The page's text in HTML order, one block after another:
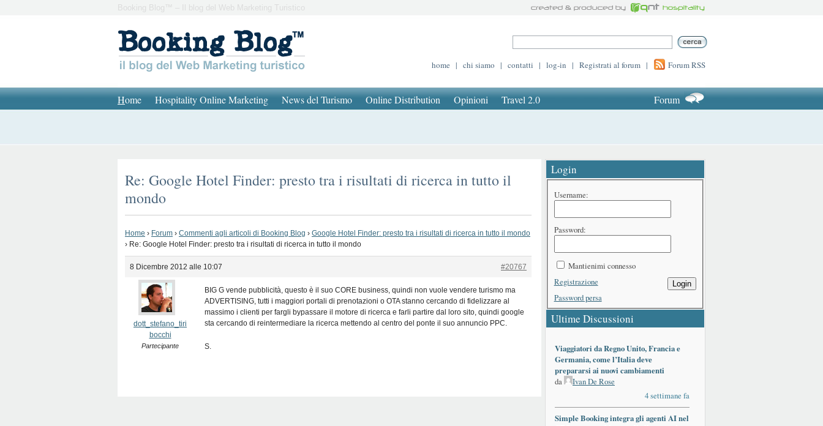
Booking Blog™ – Il blog del Web Marketing Turistico
home | chi siamo | contatti | log-in | Registrati al forum | Forum RSS
Home Hospitality Online Marketing News del Turismo Online Distribution Opinioni Travel 2.0 Forum
Re: Google Hotel Finder: presto tra i risultati di ricerca in tutto il
mondo
Home › Forum › Commenti agli articoli di Booking Blog › Google Hotel Finder: presto tra i risultati di ricerca in tutto il mondo
› Re: Google Hotel Finder: presto tra i risultati di ricerca in tutto il mondo
8 Dicembre 2012 alle 10:07 #20767
dott_stefano_tiri
bocchi
Partecipante
BIG G vende pubblicità, questo è il suo CORE business, quindi non vuole vendere turismo ma
ADVERTISING, tutti i maggiori portali di prenotazioni o OTA stanno cercando di fidelizzare al
massimo i clienti per fargli bypassare il motore di ricerca e farli partire dal loro sito, quindi google
sta cercando di reintermediare la ricerca mettendo al centro del ponte il suo annuncio PPC.
S.
Login
Username:
Password:
Mantienimi connesso
Login
Registrazione
Password persa
Ultime Discussioni
Viaggiatori da Regno Unito, Francia e
Germania, come l’Italia deve
prepararsi ai nuovi cambiamenti
da
Ivan De Rose
4 settimane fa
Simple Booking integra gli agenti AI nel